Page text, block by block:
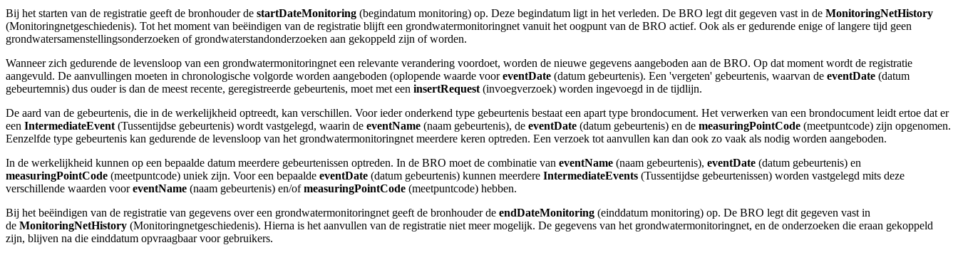
Bij het starten van de registratie geeft de bronhouder de startDateMonitoring (begindatum monitoring) op. Deze begindatum ligt in het verleden. De BRO legt dit gegeven vast in de MonitoringNetHistory
(Monitoringnetgeschiedenis). Tot het moment van beëindigen van de registratie blijft een grondwatermonitoringnet vanuit het oogpunt van de BRO actief. Ook als er gedurende enige of langere tijd geen
grondwatersamenstellingsonderzoeken of grondwaterstandonderzoeken aan gekoppeld zijn of worden.
Wanneer zich gedurende de levensloop van een grondwatermonitoringnet een relevante verandering voordoet, worden de nieuwe gegevens aangeboden aan de BRO. Op dat moment wordt de registratie
aangevuld. De aanvullingen moeten in chronologische volgorde worden aangeboden (oplopende waarde vooreventDate (datum gebeurtenis). Een 'vergeten' gebeurtenis, waarvan de eventDate (datum
gebeurtemnis) dus ouder is dan de meest recente, geregistreerde gebeurtenis, moet met een insertRequest (invoegverzoek) worden ingevoegd in de tijdlijn.
De aard van de gebeurtenis, die in de werkelijkheid optreedt, kan verschillen. Voor ieder onderkend type gebeurtenis bestaat een apart type brondocument. Het verwerken van een brondocument leidt ertoe dat er
een IntermediateEvent (Tussentijdse gebeurtenis) wordt vastgelegd, waarin de eventName (naam gebeurtenis), de eventDate (datum gebeurtenis) en de measuringPointCode (meetpuntcode) zijn opgenomen.
Eenzelfde type gebeurtenis kan gedurende de levensloop van het grondwatermonitoringnet meerdere keren optreden. Een verzoek tot aanvullen kan dan ook zo vaak als nodig worden aangeboden.
In de werkelijkheid kunnen op een bepaalde datum meerdere gebeurtenissen optreden. In de BRO moet de combinatie van eventName (naam gebeurtenis), eventDate (datum gebeurtenis) en
measuringPointCode (meetpuntcode) uniek zijn. Voor een bepaalde eventDate (datum gebeurtenis) kunnen meerdere IntermediateEvents (Tussentijdse gebeurtenissen) worden vastgelegd mits deze
verschillende waarden vooreventName (naam gebeurtenis) en/ofmeasuringPointCode (meetpuntcode) hebben.
Bij het beëindigen van de registratie van gegevens over een grondwatermonitoringnet geeft de bronhouder de endDateMonitoring (einddatum monitoring) op. De BRO legt dit gegeven vast in
de MonitoringNetHistory (Monitoringnetgeschiedenis). Hierna is het aanvullen van de registratie niet meer mogelijk. De gegevens van het grondwatermonitoringnet, en de onderzoeken die eraan gekoppeld
zijn, blijven na die einddatum opvraagbaar voor gebruikers.